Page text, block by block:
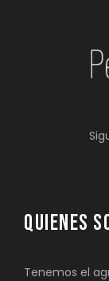
QUIENES
Tenemos el